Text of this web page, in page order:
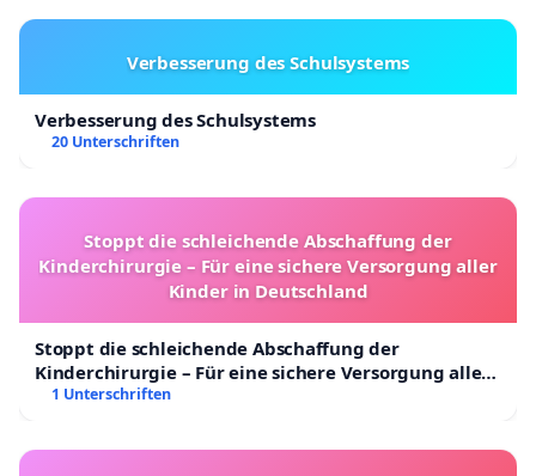
Verbesserung des Schulsystems
Verbesserung des Schulsystems
20 Unterschriften
Stoppt die schleichende Abschaffung der
Kinderchirurgie – Für eine sichere Versorgung aller
Kinder in Deutschland
Stoppt die schleichende Abschaffung der
Kinderchirurgie – Für eine sichere Versorgung aller
Kinder in Deutschland
1 Unterschriften